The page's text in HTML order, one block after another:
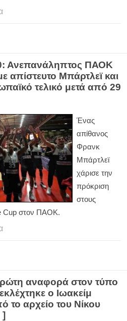
Ανεπανάληπτος ΠΑΟΚ
απίστευτο Μπάρτλεϊ και
τελικό μετά από 29
Ένας
απίθανος
Φρανκ
Μπάρτλεϊ
χάρισε την
πρόκριση
στους
Cup στον ΠΑΟΚ.
αναφορά στον τύπο
ο Ιωακείμ
το αρχείο του Νίκου
]